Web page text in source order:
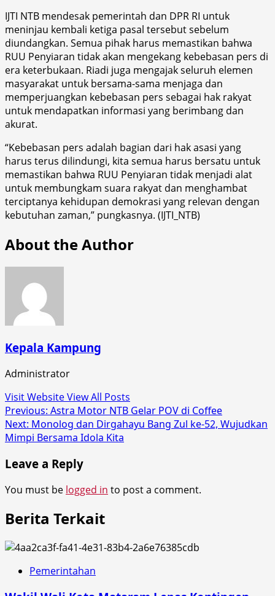
IJTI NTB mendesak pemerintah dan DPR RI untuk
meninjau kembali ketiga pasal tersebut sebelum
diundangkan. Semua pihak harus memastikan bahwa
RUU Penyiaran tidak akan mengekang kebebasan pers di
era keterbukaan. Riadi juga mengajak seluruh elemen
masyarakat untuk bersama-sama menjaga dan
memperjuangkan kebebasan pers sebagai hak rakyat
untuk mendapatkan informasi yang berimbang dan
akurat.
“Kebebasan pers adalah bagian dari hak asasi yang
harus terus dilindungi, kita semua harus bersatu untuk
memastikan bahwa RUU Penyiaran tidak menjadi alat
untuk membungkam suara rakyat dan menghambat
terciptanya kehidupan demokrasi yang relevan dengan
kebutuhan zaman,” pungkasnya. (IJTI_NTB)
About the Author
Kepala Kampung
Administrator
Visit WebsiteView All Posts
Post
navigation
Previous: Astra Motor NTB Gelar POV di Coffee
Next: Monolog dan Dirgahayu Bang Zul ke-52, Wujudkan
Mimpi Bersama Idola Kita
Leave a Reply
You must be logged in to post a comment.
Berita Terkait
Pemerintahan